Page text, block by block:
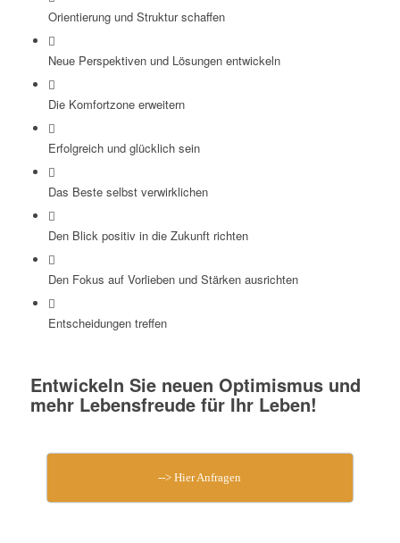
Orientierung und Struktur schaffen
Neue Perspektiven und Lösungen entwickeln
Die Komfortzone erweitern
Erfolgreich und glücklich sein
Das Beste selbst verwirklichen
Den Blick positiv in die Zukunft richten
Den Fokus auf Vorlieben und Stärken ausrichten
Entscheidungen treffen
Entwickeln Sie neuen Optimismus und
mehr Lebensfreude für Ihr Leben!
--> Hier Anfragen